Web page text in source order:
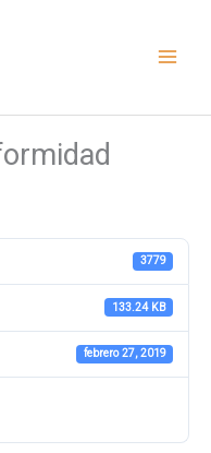
3779
133.24 KB
febrero 27, 2019